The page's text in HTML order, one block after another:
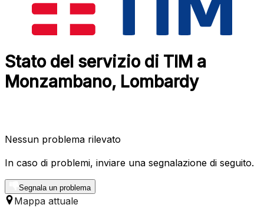
Stato del servizio di TIM a
Monzambano, Lombardy
Nessun problema rilevato
In caso di problemi, inviare una segnalazione di seguito.
Segnala un problema
Mappa attuale